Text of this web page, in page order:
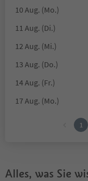
10 Aug. (Mo.)
11 Aug. (Di.)
12 Aug. (Mi.)
13 Aug. (Do.)
14 Aug. (Fr.)
17 Aug. (Mo.)
1
Alles, was Sie